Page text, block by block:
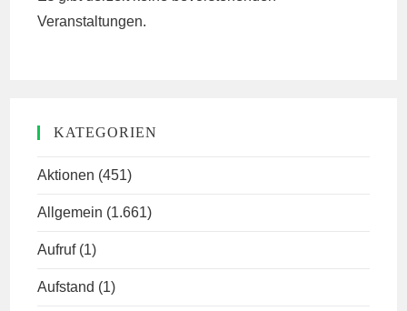
Veranstaltungen.
KATEGORIEN
Aktionen (451)
Allgemein (1.661)
Aufruf (1)
Aufstand (1)